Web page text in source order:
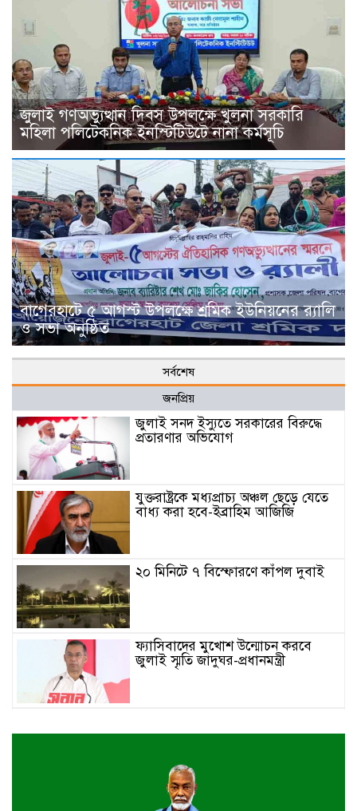
জুলাই গণঅভ্যুত্থান দিবস উপলক্ষে খুলনা সরকারি
মহিলা পলিটেকনিক ইনস্টিটিউটে নানা কর্মসূচি
বাগেরহাটে ৫ আগস্ট উপলক্ষে শ্রমিক ইউনিয়নের র‌্যালি
ও সভা অনুষ্ঠিত
সর্বশেষ
জনপ্রিয়
জুলাই সনদ ইস্যুতে সরকারের বিরুদ্ধে
প্রতারণার অভিযোগ
যুক্তরাষ্ট্রকে মধ্যপ্রাচ্য অঞ্চল ছেড়ে যেতে
বাধ্য করা হবে-ইব্রাহিম আজিজি
২০ মিনিটে ৭ বিস্ফোরণে কাঁপল দুবাই
ফ্যাসিবাদের মুখোশ উন্মোচন করবে
জুলাই স্মৃতি জাদুঘর-প্রধানমন্ত্রী
সম্মান দেয়া রাষ্ট্রের পবিত্র দায়িত্ব-ভারপ্রাপ্ত
৫ আগস্ট স্বাধীনতাপ্রিয় মানুষের বিজয়ের